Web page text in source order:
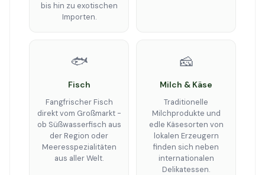
bis hin zu exotischen
Importen.
🐟
Fisch
Fangfrischer Fisch
direkt vom Großmarkt -
ob Süßwasserfisch aus
der Region oder
Meeresspezialitäten
aus aller Welt.
🧀
Milch & Käse
Traditionelle
Milchprodukte und
edle Käsesorten von
lokalen Erzeugern
finden sich neben
internationalen
Delikatessen.